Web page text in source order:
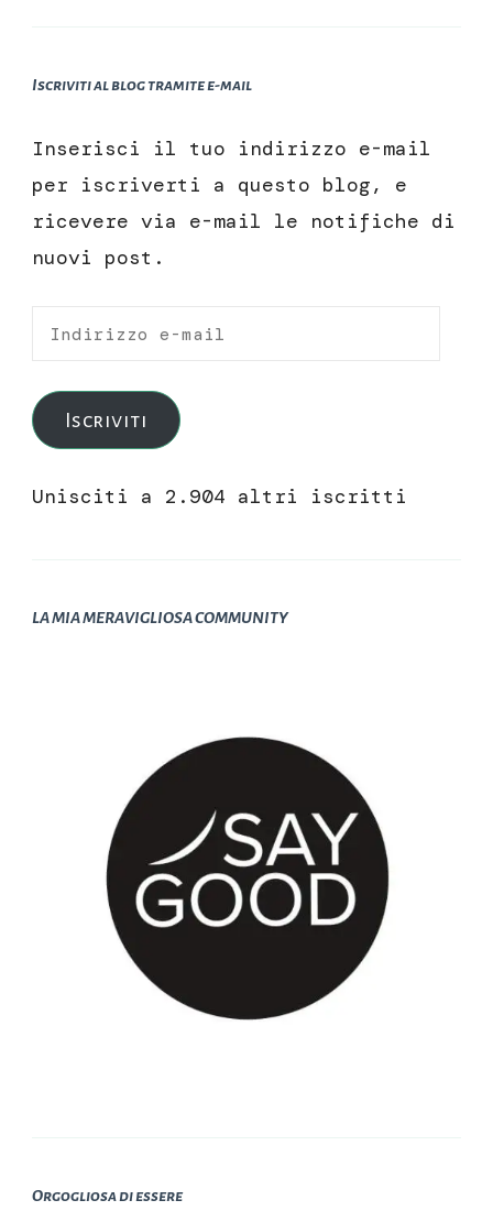
Iscriviti al blog tramite e-mail
Inserisci il tuo indirizzo e-mail
per iscriverti a questo blog, e
ricevere via e-mail le notifiche di
nuovi post.
Indirizzo
mail
Iscriviti
Unisciti a 2.904 altri iscritti
LA MIA MERAVIGLIOSA COMMUNITY
Orgogliosa di essere